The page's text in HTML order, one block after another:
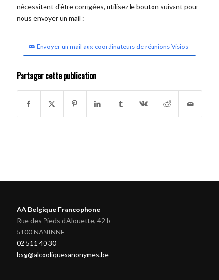
nécessitent d'être corrigées, utilisez le bouton suivant pour
nous envoyer un mail :
Envoyer un mail aux coordinateurs de réunions Visios
Partager cette publication
AA Belgique Francophone
Rue des Pieds d'Alouette, 42 b
5100 NANINNE
02 511 40 30
bsg@alcooliquesanonymes.be